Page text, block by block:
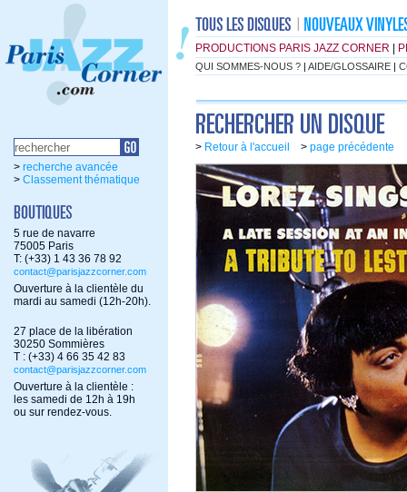
PRODUCTIONS PARIS JAZZ CORNER
QUI SOMMES-NOUS ? | AIDE/GLOSSAIRE |
> recherche avancée
> Classement thématique
5 rue de navarre
75005 Paris
T: (+33) 1 43 36 78 92
contact@parisjazzcorner.com
Ouverture à la clientèle du
mardi au samedi (12h-20h).
27 place de la libération
30250 Sommières
T : (+33) 4 66 35 42 83
contact@parisjazzcorner.com
Ouverture à la clientèle :
les samedi de 12h à 19h
ou sur rendez-vous.
> Retour à l'accueil > page précédente